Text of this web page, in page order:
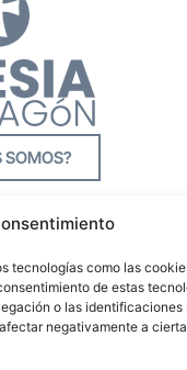
tecnologías como las
de estas
o las identificaciones
negativamente a
SOMOS?